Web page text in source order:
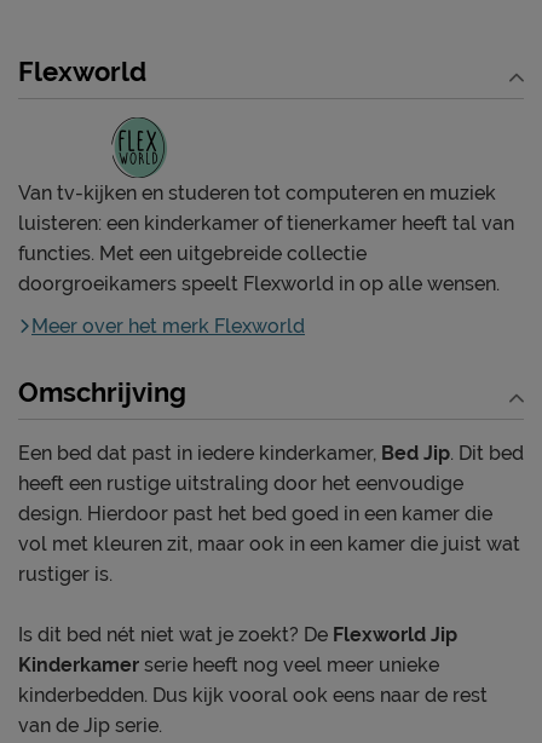
Flexworld
Van tv-kijken en studeren tot computeren en muziek
luisteren: een kinderkamer of tienerkamer heeft tal van
functies. Met een uitgebreide collectie
doorgroeikamers speelt Flexworld in op alle wensen.
Meer over het merk Flexworld
Omschrijving
Een bed dat past in iedere kinderkamer, Bed Jip. Dit bed
heeft een rustige uitstraling door het eenvoudige
design. Hierdoor past het bed goed in een kamer die
vol met kleuren zit, maar ook in een kamer die juist wat
rustiger is.
Is dit bed nét niet wat je zoekt? De Flexworld Jip
Kinderkamer serie heeft nog veel meer unieke
kinderbedden. Dus kijk vooral ook eens naar de rest
van de Jip serie.